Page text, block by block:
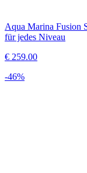
Aqua Marina Fusion
für jedes Niveau
€ 259.00
-46%